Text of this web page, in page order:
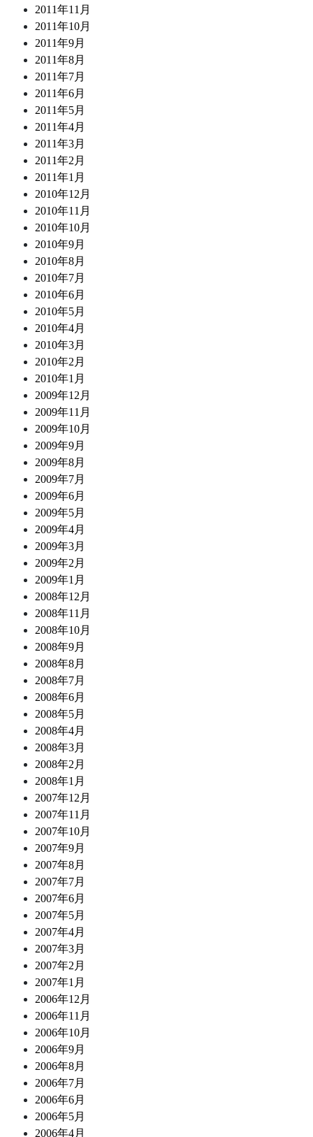
2011年11月
2011年10月
2011年9月
2011年8月
2011年7月
2011年6月
2011年5月
2011年4月
2011年3月
2011年2月
2011年1月
2010年12月
2010年11月
2010年10月
2010年9月
2010年8月
2010年7月
2010年6月
2010年5月
2010年4月
2010年3月
2010年2月
2010年1月
2009年12月
2009年11月
2009年10月
2009年9月
2009年8月
2009年7月
2009年6月
2009年5月
2009年4月
2009年3月
2009年2月
2009年1月
2008年12月
2008年11月
2008年10月
2008年9月
2008年8月
2008年7月
2008年6月
2008年5月
2008年4月
2008年3月
2008年2月
2008年1月
2007年12月
2007年11月
2007年10月
2007年9月
2007年8月
2007年7月
2007年6月
2007年5月
2007年4月
2007年3月
2007年2月
2007年1月
2006年12月
2006年11月
2006年10月
2006年9月
2006年8月
2006年7月
2006年6月
2006年5月
2006年4月